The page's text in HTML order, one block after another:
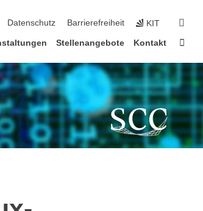
Datenschutz Barrierefreiheit KIT
Stellenangebote Kontakt